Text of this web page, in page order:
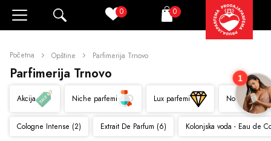
0 Korpa
0
Početna Opštine Parfimerija Trnovo
Parfimerija Trnovo
Akcija Niche parfemi Lux parfemi Novo
Cologne Intense (2) Extrait De Parfum (6) Kolonjska voda - Eau de
1